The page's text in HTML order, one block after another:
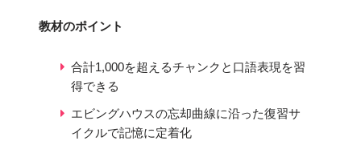
教材のポイント
合計1,000を超えるチャンクと口語表現を習
得できる
エビングハウスの忘却曲線に沿った復習サ
イクルで記憶に定着化